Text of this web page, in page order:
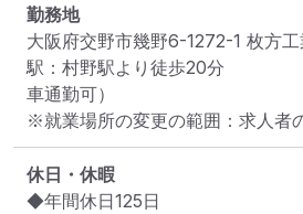
勤務地
大阪府交野市幾野6-1272-1 枚方
駅：村野駅より徒歩20分
車通勤可）
※就業場所の変更の範囲：求人者
休日・休暇
◆年間休日125日